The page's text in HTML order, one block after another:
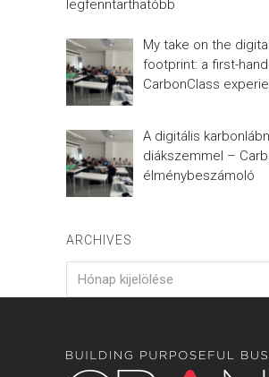
legfenntarthatóbb
My take on the
footprint: a first-hand
CarbonClass
A digitális
diákszemmel –
élménybeszámoló
ARCHIVES
Archives
Hónap kijelölése